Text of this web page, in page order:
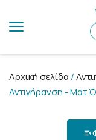
Αρχική σελίδα /
Αντιγήρανση - Ματ